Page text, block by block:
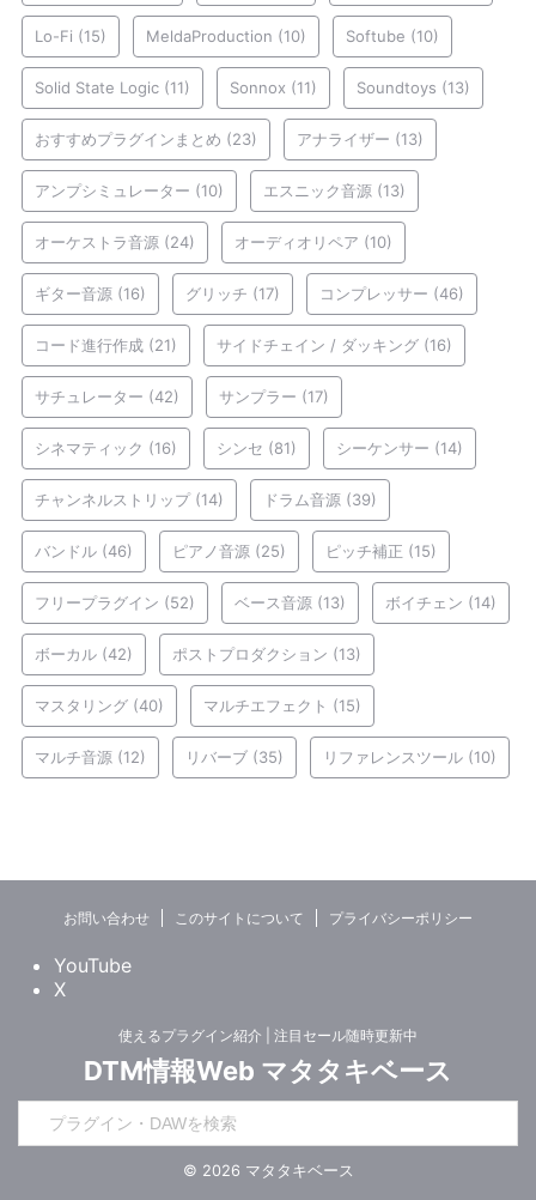
Lo-Fi (15) MeldaProduction (10) Softube (10)
Solid State Logic (11) Sonnox (11) Soundtoys (13)
おすすめプラグインまとめ (23) アナライザー (13)
アンプシミュレーター (10) エスニック音源 (13)
オーケストラ音源 (24) オーディオリペア (10)
ギター音源 (16) グリッチ (17) コンプレッサー (46)
コード進行作成 (21) サイドチェイン / ダッキング (16)
サチュレーター (42) サンプラー (17)
シネマティック (16) シンセ (81) シーケンサー (14)
チャンネルストリップ(14) ドラム音源 (39)
バンドル (46) ピアノ音源 (25) ピッチ補正 (15)
フリープラグイン (52) ベース音源 (13) ボイチェン (14)
ボーカル (42) ポストプロダクション (13)
マスタリング (40) マルチエフェクト (15)
マルチ音源 (12) リバーブ (35) リファレンスツール (10)
お問い合わせ このサイトについて プライバシーポリシー
YouTube
X
使えるプラグイン紹介 | 注目セール随時更新中
DTM情報Web マタタキベース
© 2026 マタタキベース